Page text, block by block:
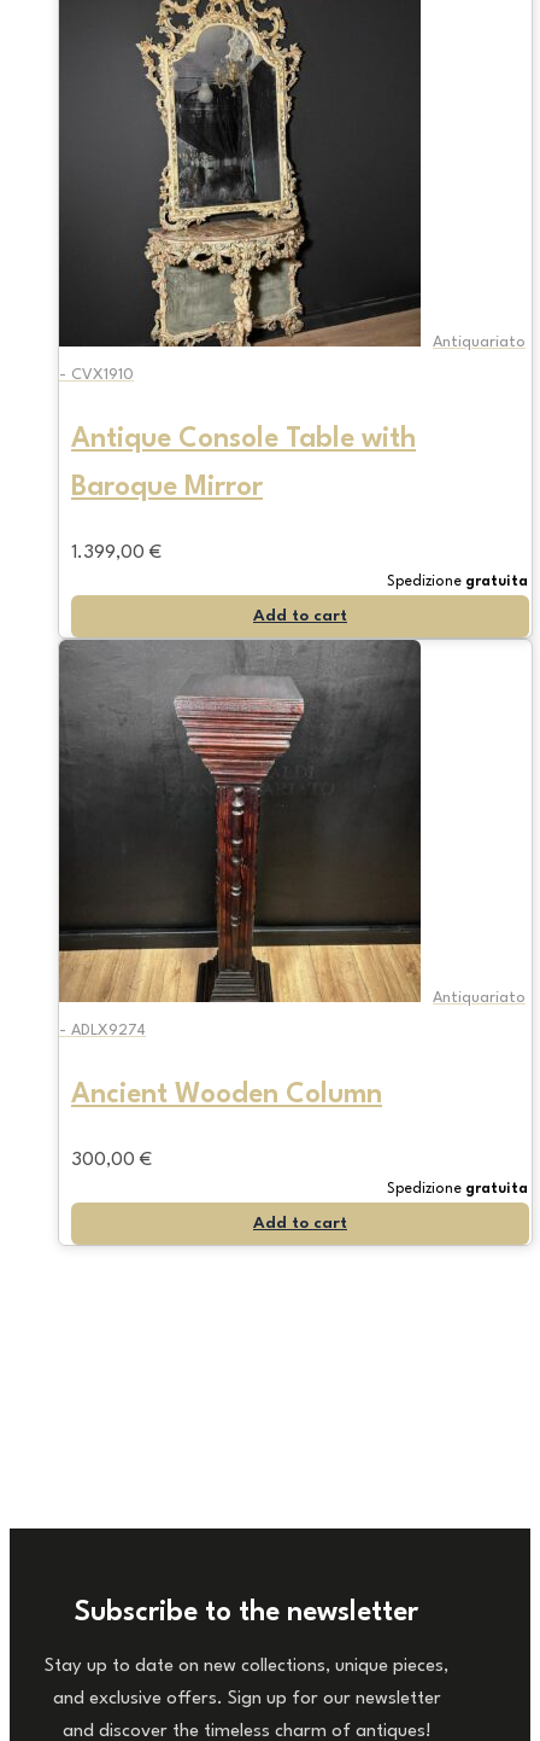
Antiquariato
- CVX1910
Antique Console Table with
Baroque Mirror
1.399,00 €
Spedizione gratuita
Add to cart
Antiquariato
- ADLX9274
Ancient Wooden Column
300,00 €
Spedizione gratuita
Add to cart
Subscribe to the newsletter
Stay up to date on new collections, unique pieces,
and exclusive offers. Sign up for our newsletter
and discover the timeless charm of antiques!